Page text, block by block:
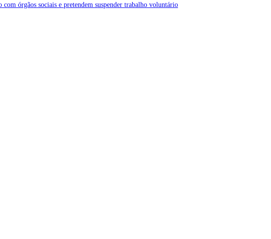
órgãos sociais e pretendem suspender trabalho voluntário